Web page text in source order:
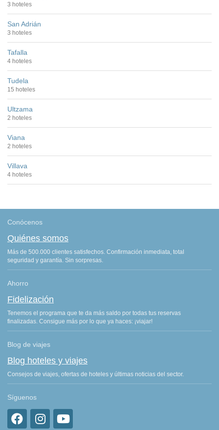
3 hoteles
San Adrián
3 hoteles
Tafalla
4 hoteles
Tudela
15 hoteles
Ultzama
2 hoteles
Viana
2 hoteles
Villava
4 hoteles
Conócenos
Quiénes somos
Más de 500.000 clientes satisfechos. Confirmación inmediata, total
seguridad y garantía. Sin sorpresas.
Ahorro
Fidelización
Tenemos el programa que te da más saldo por todas tus reservas
finalizadas. Consigue más por lo que ya haces: ¡viajar!
Blog de viajes
Blog hoteles y viajes
Consejos de viajes, ofertas de hoteles y últimas noticias del sector.
Síguenos